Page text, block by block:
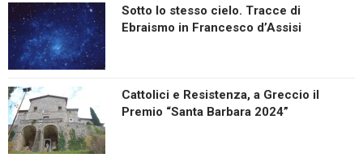
Sotto lo stesso cielo. Tracce di
Ebraismo in Francesco d’Assisi
Cattolici e Resistenza, a Greccio il
Premio “Santa Barbara 2024”